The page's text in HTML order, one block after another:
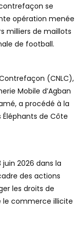
se
opération menée
milliers de maillots
de football.
(CNLC),
Mobile d’Agban
a procédé à la
de Côte
2026 dans la
des actions
les droits de
commerce illicite